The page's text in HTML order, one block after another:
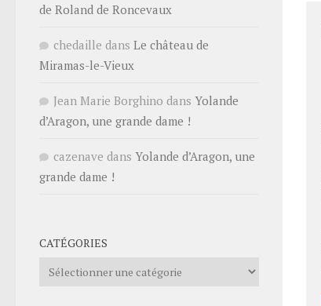
de Roland de Roncevaux
chedaille dans Le château de
Miramas-le-Vieux
Jean Marie Borghino dans Yolande
d’Aragon, une grande dame !
cazenave dans Yolande d’Aragon, une
grande dame !
CATÉGORIES
Catégories